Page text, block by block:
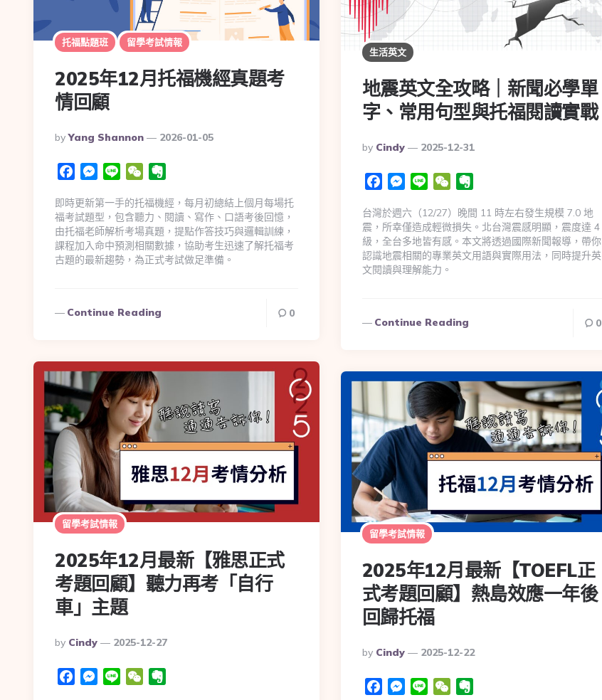
托福點題班 留學考試情報
2025年12月托福機經真題考
情回顧
By Yang Shannon 2026-01-05
FacebookMessenger
Line WeChat
即時更新第一手的托福機經，每月初總結上個月每場托
福考試題型，包含聽力、閱讀、寫作、口語考後回憶，
由托福老師解析考場真題，提點作答技巧與邏輯訓練，
課程加入命中預測相關數據，協助考生迅速了解托福考
古題的最新趨勢，為正式考試做足準備。
Continue Reading 0
生活英文
地震英文全攻略｜新聞必學單
字、常用句型與托福閱讀實戰
By Cindy 2025-12-31
FacebookMessenger
Line WeChat
台灣於週六（12/27）晚間 11 時左右發生規模 7.0 地
震，所幸僅造成輕微損失。北台灣震感明顯，震度達 4
級，全台多地皆有感。本文將透過國際新聞報導，帶你
認識地震相關的專業英文用語與實際用法，同時提升英
文閱讀與理解能力。
Continue Reading 0
留學考試情報
2025年12月最新【雅思正式
考題回顧】聽力再考「自行
車」主題
By Cindy 2025-12-27
FacebookMessenger
Line WeChat
留學考試情報
2025年12月最新【TOEFL正
式考題回顧】熱島效應一年後
回歸托福
By Cindy 2025-12-22
FacebookMessenger
Line WeChat